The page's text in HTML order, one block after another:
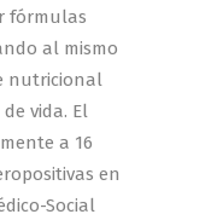
fórmulas
al mismo
nutricional
vida. El
a 16
en
Social